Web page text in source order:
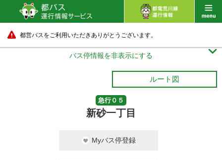
都営バスをご利用いただきありがとうございます。
バス停情報を非表示にする 
ルート図
急行０５
新砂一丁目
Myバス停登録